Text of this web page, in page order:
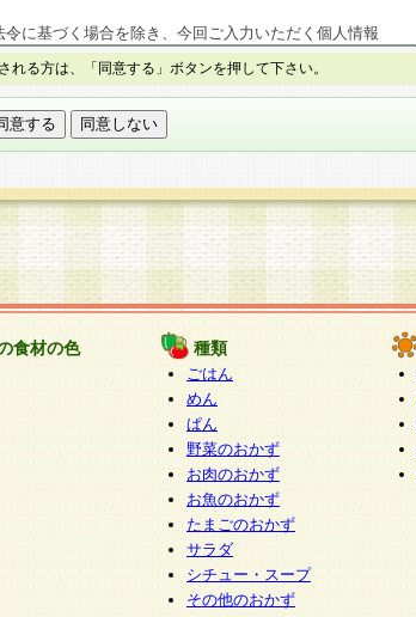
に基づく場合を除き、今回ご入力いただく個人情報
する場合は、当社が規定する個人情報管理基準を満た
な取り扱いが行われるよう監督します。
により取得した開示対象個人情報の利用目的の通
は削除・利用の停止・消去及び第三者への提供の禁止
ます。）に応じます。
ます。
談窓口
paku-info@pakusuku.com
、個人情報の取扱いについて同意をいただけない場
客様からのお問い合わせ・ご相談への対応ができな
さい。
れる方は、「同意する」ボタンを押して下さい。
食材の色 種類
ごはん
めん
ぱん
野菜のおかず
お肉のおかず
お魚のおかず
たまごのおかず
サラダ
シチュー・スープ
その他のおかず